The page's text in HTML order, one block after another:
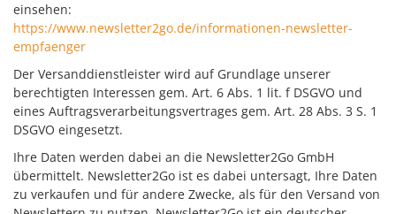
einsehen:
https://www.newsletter2go.de/informationen-newsletter-
empfaenger
Der Versanddienstleister wird auf Grundlage unserer
berechtigten Interessen gem. Art. 6 Abs. 1 lit. f DSGVO und
eines Auftragsverarbeitungsvertrages gem. Art. 28 Abs. 3 S. 1
DSGVO eingesetzt.
Ihre Daten werden dabei an die Newsletter2Go GmbH
übermittelt. Newsletter2Go ist es dabei untersagt, Ihre Daten
zu verkaufen und für andere Zwecke, als für den Versand von